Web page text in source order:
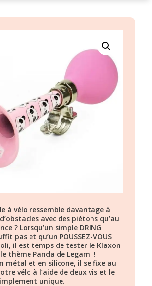
à vélo ressemble davantage à
avec des piétons qu’au
? Lorsqu’un simple DRING
pas et qu’un POUSSEZ-VOUS
il est temps de tester le Klaxon
thème Panda de Legami !
métal et en silicone, il se fixe au
vélo à l’aide de deux vis et le
unique.